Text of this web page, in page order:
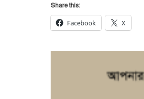
Share this:
Facebook X